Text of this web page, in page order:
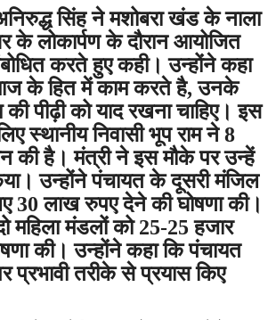
सिंह ने मशोबरा खंड के नाला
के लोकार्पण के दौरान आयोजित
करते हुए कही। उन्होंने कहा
के हित में काम करते है, उनके
की पीढ़ी को याद रखना चाहिए। इस
स्थानीय निवासी भूप राम ने 8
की है। मंत्री ने इस मौके पर उन्हें
उन्होंने पंचायत के दूसरी मंजिल
30 लाख रुपए देने की घोषणा की।
महिला मंडलों को 25-25 हजार
की। उन्होंने कहा कि पंचायत
प्रभावी तरीके से प्रयास किए